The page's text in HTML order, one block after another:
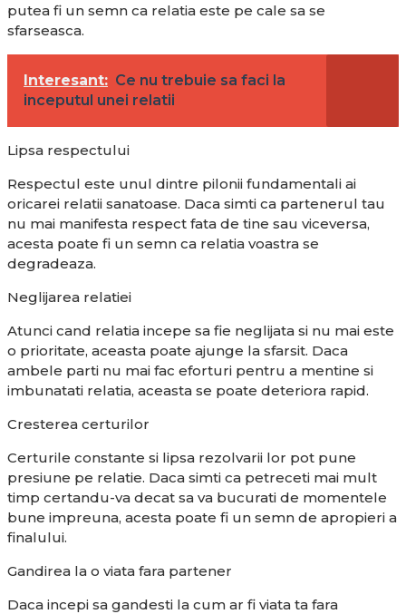
putea fi un semn ca relatia este pe cale sa se
sfarseasca.
Interesant: Ce nu trebuie sa faci la
inceputul unei relatii
Lipsa respectului
Respectul este unul dintre pilonii fundamentali ai
oricarei relatii sanatoase. Daca simti ca partenerul tau
nu mai manifesta respect fata de tine sau viceversa,
acesta poate fi un semn ca relatia voastra se
degradeaza.
Neglijarea relatiei
Atunci cand relatia incepe sa fie neglijata si nu mai este
o prioritate, aceasta poate ajunge la sfarsit. Daca
ambele parti nu mai fac eforturi pentru a mentine si
imbunatati relatia, aceasta se poate deteriora rapid.
Cresterea certurilor
Certurile constante si lipsa rezolvarii lor pot pune
presiune pe relatie. Daca simti ca petreceti mai mult
timp certandu-va decat sa va bucurati de momentele
bune impreuna, acesta poate fi un semn de apropieri a
finalului.
Gandirea la o viata fara partener
Daca incepi sa gandesti la cum ar fi viata ta fara